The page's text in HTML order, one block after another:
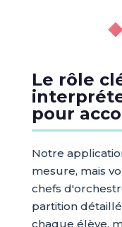
Le rôle
pour
Notre
mesure, mais
chefs
partition
chaque élève,